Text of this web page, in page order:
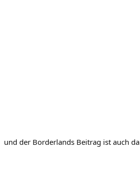
und der Borderlands Beitrag ist auch da